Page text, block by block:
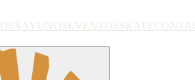
DESAYUNOS EVENTOSSKATE